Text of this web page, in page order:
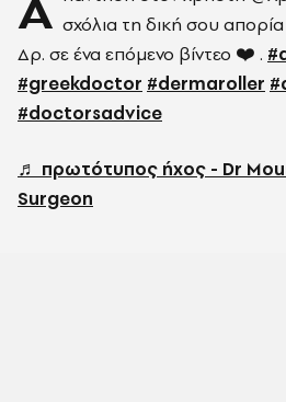
σχόλια τη δική σου
Δρ. σε ένα επόμενο βίντεο ❤️ .
#greekdoctor #dermaroller
#doctorsadvice
♬ πρωτότυπος ήχος - Dr
Surgeon